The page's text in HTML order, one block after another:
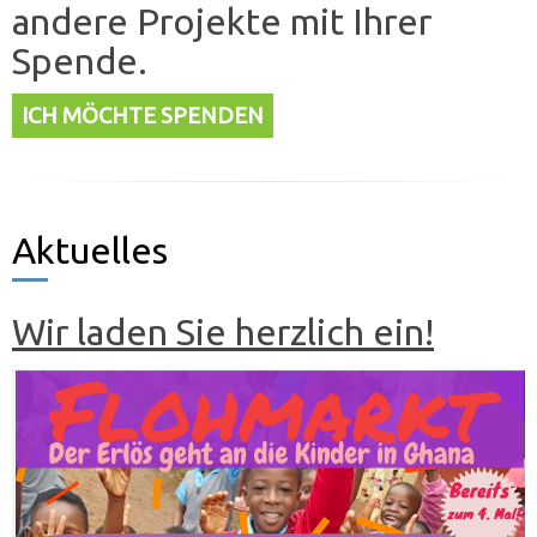
andere Projekte mit Ihrer
Spende.
ICH MÖCHTE SPENDEN
Aktuelles
Wir laden Sie herzlich ein!